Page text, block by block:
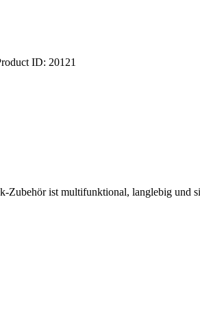
ID: 20121
ist multifunktional, langlebig und